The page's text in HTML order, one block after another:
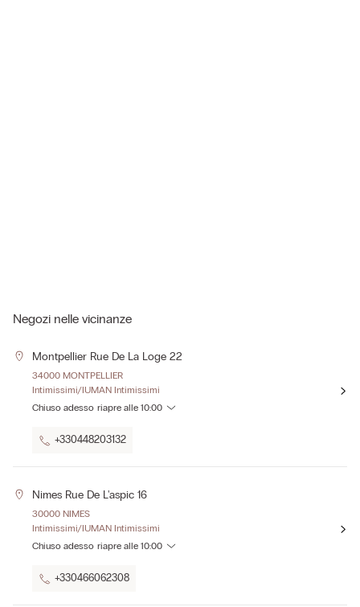
Negozi nelle vicinanze
Montpellier Rue De La Loge 22
34000 MONTPELLIER
Intimissimi/IUMAN Intimissimi
Chiuso adesso riapre alle 10:00
+330448203132
Nimes Rue De L'aspic 16
30000 NIMES
Intimissimi/IUMAN Intimissimi
Chiuso adesso riapre alle 10:00
+330466062308